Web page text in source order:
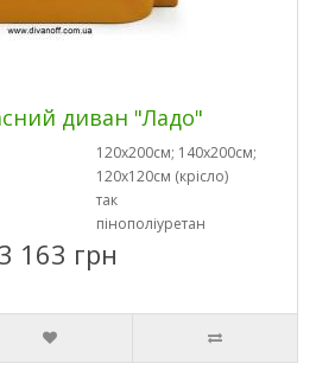
диван "Ладо"
120х200см; 140х200см;
120х120см (крісло)
так
пінополіуретан
163 грн